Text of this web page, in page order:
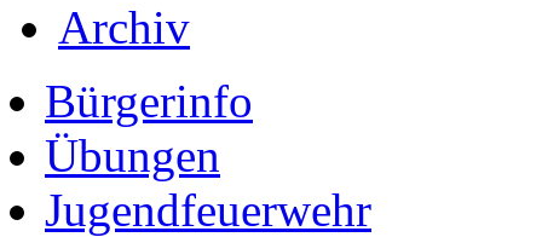
Archiv
Bürgerinfo
Übungen
Jugendfeuerwehr